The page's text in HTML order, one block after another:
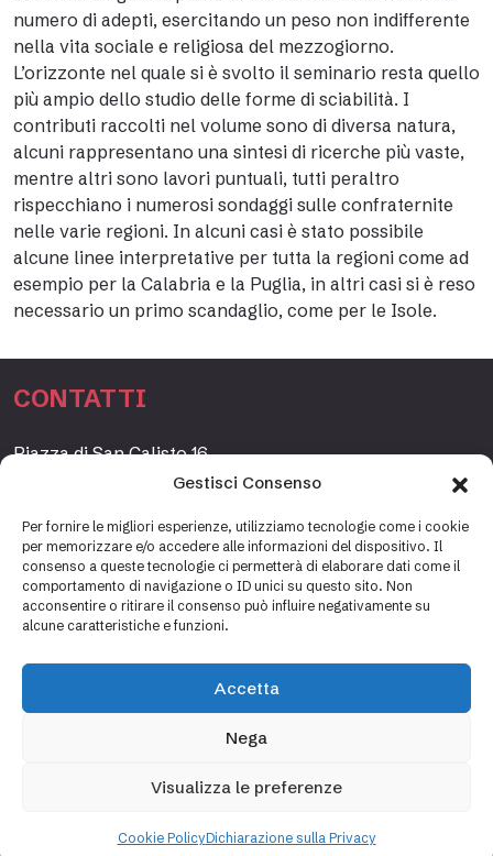
Gestisci Consenso
Per fornire le migliori esperienze, utilizziamo tecnologie come i cookie
per memorizzare e/o accedere alle informazioni del dispositivo. Il
consenso a queste tecnologie ci permetterà di elaborare dati come il
comportamento di navigazione o ID unici su questo sito. Non
acconsentire o ritirare il consenso può influire negativamente su
alcune caratteristiche e funzioni.
Accetta
Nega
Visualizza le preferenze
Cookie PolicyDichiarazione sulla Privacy
numero di adepti, esercitando un peso non indifferente
nella vita sociale e religiosa del mezzogiorno.
L’orizzonte nel quale si è svolto il seminario resta quello
più ampio dello studio delle forme di sciabilità. I
contributi raccolti nel volume sono di diversa natura,
alcuni rappresentano una sintesi di ricerche più vaste,
mentre altri sono lavori puntuali, tutti peraltro
rispecchiano i numerosi sondaggi sulle confraternite
nelle varie regioni. In alcuni casi è stato possibile
alcune linee interpretative per tutta la regioni come ad
esempio per la Calabria e la Puglia, in altri casi si è reso
necessario un primo scandaglio, come per le Isole.
CONTATTI
Piazza di San Calisto 16,
www.fondazioneetagrande.org
SEGRETERIA
info@fondazioneetagrande.it